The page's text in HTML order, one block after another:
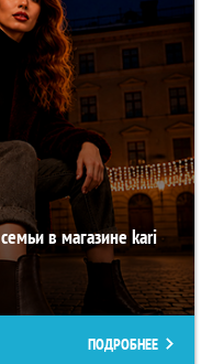
в магазине kari
ПОДРОБНЕЕ